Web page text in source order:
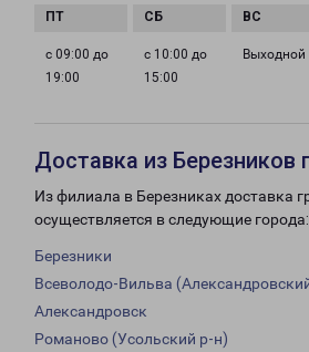
с 09:00 до
19:00
с 10:00 до
15:00
Выходной
Доставка из Березников
Из филиала в Березниках доставка
осуществляется в следующие города:
Березники
Всеволодо-Вильва
Александровск
Романово (Усольский р-н)